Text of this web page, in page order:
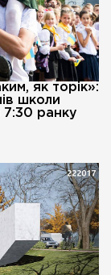
як торік»:
школи
7:30 ранку